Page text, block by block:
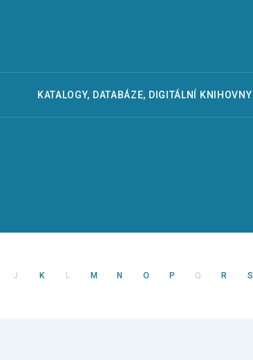
KATALOGY, DATABÁZE, DIGITÁLNÍ KNIHOVNY
J K L M N O P Q R S